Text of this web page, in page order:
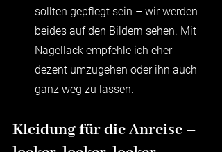
sollten gepflegt sein – wir werden
beides auf den Bildern sehen. Mit
Nagellack empfehle ich eher
dezent umzugehen oder ihn auch
ganz weg zu lassen.
Kleidung für die Anreise –